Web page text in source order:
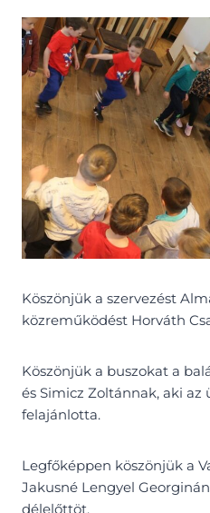
Köszönjük a szervezést
közreműködést Horváth
Köszönjük a buszokat a
és Simicz Zoltánnak, aki
felajánlotta.
Legfőképpen köszönjük a
Jakusné Lengyel
délelőttöt.